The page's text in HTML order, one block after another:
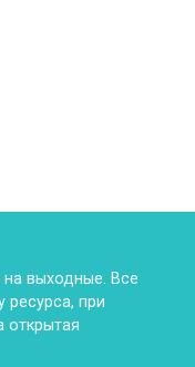
на выходные. Все
ресурса, при
открытая